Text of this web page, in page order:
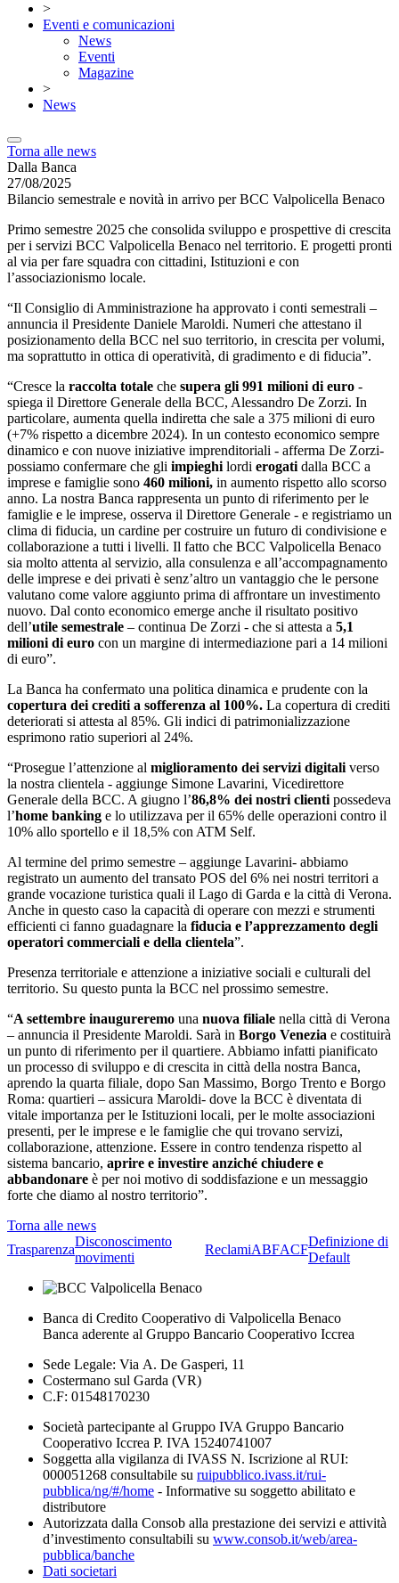
>
Eventi e comunicazioni
News
Eventi
Magazine
>
News
Torna alle news
Dalla Banca
27/08/2025
Bilancio semestrale e novità in arrivo per BCC Valpolicella Benaco
Primo semestre 2025 che consolida sviluppo e prospettive di crescita
per i servizi BCC Valpolicella Benaco nel territorio. E progetti pronti
al via per fare squadra con cittadini, Istituzioni e con
l’associazionismo locale.
“Il Consiglio di Amministrazione ha approvato i conti semestrali –
annuncia il Presidente Daniele Maroldi. Numeri che attestano il
posizionamento della BCC nel suo territorio, in crescita per volumi,
ma soprattutto in ottica di operatività, di gradimento e di fiducia”.
“Cresce la raccolta totale che supera gli 991 milioni di euro -
spiega il Direttore Generale della BCC, Alessandro De Zorzi. In
particolare, aumenta quella indiretta che sale a 375 milioni di euro
(+7% rispetto a dicembre 2024). In un contesto economico sempre
dinamico e con nuove iniziative imprenditoriali - afferma De Zorzi-
possiamo confermare che gli impieghi lordi erogati dalla BCC a
imprese e famiglie sono 460 milioni, in aumento rispetto allo scorso
anno. La nostra Banca rappresenta un punto di riferimento per le
famiglie e le imprese, osserva il Direttore Generale - e registriamo un
clima di fiducia, un cardine per costruire un futuro di condivisione e
collaborazione a tutti i livelli. Il fatto che BCC Valpolicella Benaco
sia molto attenta al servizio, alla consulenza e all’accompagnamento
delle imprese e dei privati è senz’altro un vantaggio che le persone
valutano come valore aggiunto prima di affrontare un investimento
nuovo. Dal conto economico emerge anche il risultato positivo
dell’utile semestrale – continua De Zorzi - che si attesta a 5,1
milioni di euro con un margine di intermediazione pari a 14 milioni
di euro”.
La Banca ha confermato una politica dinamica e prudente con la
copertura dei crediti a sofferenza al 100%. La copertura di crediti
deteriorati si attesta al 85%. Gli indici di patrimonializzazione
esprimono ratio superiori al 24%.
“Prosegue l’attenzione al miglioramento dei servizi digitali verso
la nostra clientela - aggiunge Simone Lavarini, Vicedirettore
Generale della BCC. A giugno l’86,8% dei nostri clienti possedeva
l’home banking e lo utilizzava per il 65% delle operazioni contro il
10% allo sportello e il 18,5% con ATM Self.
Al termine del primo semestre – aggiunge Lavarini- abbiamo
registrato un aumento del transato POS del 6% nei nostri territori a
grande vocazione turistica quali il Lago di Garda e la città di Verona.
Anche in questo caso la capacità di operare con mezzi e strumenti
efficienti ci fanno guadagnare la fiducia e l’apprezzamento degli
operatori commerciali e della clientela”.
Presenza territoriale e attenzione a iniziative sociali e culturali del
territorio. Su questo punta la BCC nel prossimo semestre.
“A settembre inaugureremo una nuova filiale nella città di Verona
– annuncia il Presidente Maroldi. Sarà in Borgo Venezia e costituirà
un punto di riferimento per il quartiere. Abbiamo infatti pianificato
un processo di sviluppo e di crescita in città della nostra Banca,
aprendo la quarta filiale, dopo San Massimo, Borgo Trento e Borgo
Roma: quartieri – assicura Maroldi- dove la BCC è diventata di
vitale importanza per le Istituzioni locali, per le molte associazioni
presenti, per le imprese e le famiglie che qui trovano servizi,
collaborazione, attenzione. Essere in contro tendenza rispetto al
sistema bancario, aprire e investire anziché chiudere e
abbandonare è per noi motivo di soddisfazione e un messaggio
forte che diamo al nostro territorio”.
Torna alle news
Trasparenza
Disconoscimento
movimenti
ReclamiABFACF
Definizione di
Default
Banca di Credito Cooperativo di Valpolicella Benaco
Banca aderente al Gruppo Bancario Cooperativo Iccrea
Sede Legale: Via A. De Gasperi, 11
Costermano sul Garda (VR)
C.F: 01548170230
Società partecipante al Gruppo IVA Gruppo Bancario
Cooperativo Iccrea P. IVA 15240741007
Soggetta alla vigilanza di IVASS N. Iscrizione al RUI:
000051268 consultabile su ruipubblico.ivass.it/rui-
pubblica/ng/#/home - Informative su soggetto abilitato e
distributore
Autorizzata dalla Consob alla prestazione dei servizi e attività
d’investimento consultabili su www.consob.it/web/area-
pubblica/banche
Dati societari